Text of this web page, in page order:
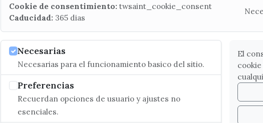
turismo@velezmalaga.es
C/ Poniente, 2. CP 29740 - Torre
Cookie de consentimiento: twsaint_cookie_consent
Caducidad: 365 dias
Necesarias
Necesarias para el funcionamiento basico del sitio.
Preferencias
Recuerdan opciones de usuario y ajustes no
esenciales.
El